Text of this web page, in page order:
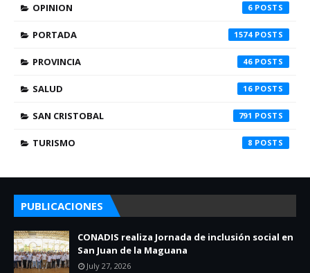
OPINION 6
PORTADA 1574
PROVINCIA 46
SALUD 16
SAN CRISTOBAL 791
TURISMO 8
PUBLICACIONES
CONADIS realiza Jornada de inclusión social en
San Juan de la Maguana
July 27, 2026